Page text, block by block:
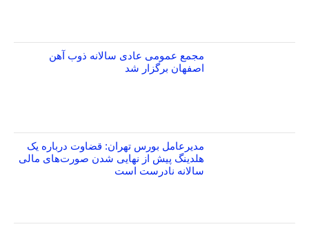
مجمع عمومی عادی سالانه ذوب آهن
اصفهان برگزار شد
مدیرعامل بورس تهران: قضاوت درباره یک
هلدینگ پیش از نهایی شدن صورت‌های مالی
سالانه نادرست است